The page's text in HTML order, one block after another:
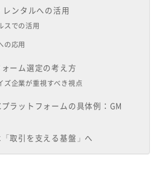
ンタルへの活用
スでの活用
の応用
ーム選定の考え方
ズ企業が重視すべき視点
ラットフォームの具体例：GM
取引を支える基盤」へ